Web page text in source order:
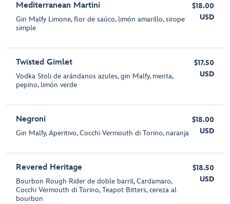
Mediterranean Martini
Gin Malfy Limone, flor de saúco, limón amarillo, sirope
simple
$18.00
USD
Twisted Gimlet
Vodka Stoli de arándanos azules, gin Malfy, menta,
pepino, limón verde
$17.50
USD
Negroni
Gin Malfy, Aperitivo, Cocchi Vermouth di Torino, naranja
$18.00
USD
Revered Heritage
Bourbon Rough Rider de doble barril, Cardamaro,
Cocchi Vermouth di Torino, Teapot Bitters, cereza al
bourbon
$18.50
USD